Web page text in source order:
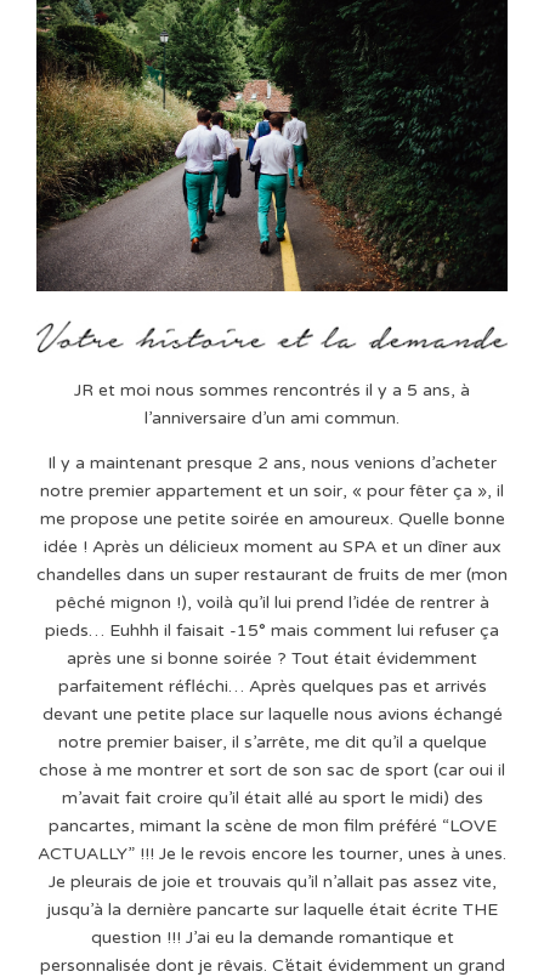
JR et moi nous sommes rencontrés il y a 5 ans, à
l’anniversaire d’un ami commun.
Il y a maintenant presque 2 ans, nous venions d’acheter
notre premier appartement et un soir, « pour fêter ça », il
me propose une petite soirée en amoureux. Quelle bonne
idée ! Après un délicieux moment au SPA et un dîner aux
chandelles dans un super restaurant de fruits de mer (mon
pêché mignon !), voilà qu’il lui prend l’idée de rentrer à
pieds… Euhhh il faisait -15° mais comment lui refuser ça
après une si bonne soirée ? Tout était évidemment
parfaitement réfléchi… Après quelques pas et arrivés
devant une petite place sur laquelle nous avions échangé
notre premier baiser, il s’arrête, me dit qu’il a quelque
chose à me montrer et sort de son sac de sport (car oui il
m’avait fait croire qu’il était allé au sport le midi) des
pancartes, mimant la scène de mon film préféré “LOVE
ACTUALLY” !!! Je le revois encore les tourner, unes à unes.
Je pleurais de joie et trouvais qu’il n’allait pas assez vite,
jusqu’à la dernière pancarte sur laquelle était écrite THE
question !!! J’ai eu la demande romantique et
personnalisée dont je rêvais. C’était évidemment un grand